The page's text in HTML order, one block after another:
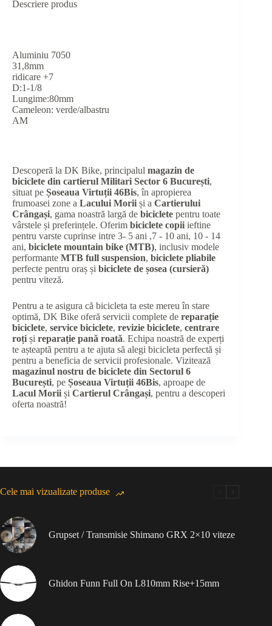
Descriere produs
Aluminiu 7050
31,8mm
ridicare +7
D:1-1/8
Lungime:80mm
Cameleon: verde/albastru
AM
Descoperă la DK Bike, principalul magazin de
biciclete din cartierul Militari Sector 6 București,
situat pe Șoseaua Virtuții 46Bis, în apropierea
frumoasei zone a Lacului Morii și a Cartierului
Crângași, gama noastră largă de biciclete pentru toate
vârstele și preferințele. Oferim biciclete copii ieftine
pentru varste cuprinse intre 3- 5 ani ,7 - 10 ani, 10 - 14
ani, biciclete mountain bike (MTB), inclusiv modele
performante MTB full suspension, biciclete pliabile
perfecte pentru oraș și biciclete de șosea (cursieră)
pentru viteză.
Pentru a te asigura că bicicleta ta este mereu în stare
optimă, DK Bike oferă servicii complete de reparație
biciclete, service biciclete, revizie biciclete, centrare
roți și reparație pană roată. Echipa noastră de experți
te așteaptă pentru a te ajuta să alegi bicicleta perfectă și
pentru a beneficia de servicii profesionale. Vizitează
magazinul nostru de biciclete din Sectorul 6
București, pe Șoseaua Virtuții 46Bis, aproape de
Lacul Morii și Cartierul Crângași, pentru a descoperi
oferta noastră!
Cele mai vizualizate produse
Grupset / Transmisie Shimano GRX 2×10 viteze
Ghidon Funn Full On L810mm Rise+15mm